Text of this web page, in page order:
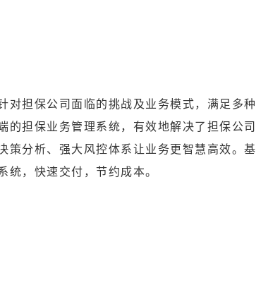
对担保公司面临的挑战及业务模式，满足多
的担保业务管理系统，有效地解决了担保公
策分析、强大风控体系让业务更智慧高效。
统，快速交付，节约成本。